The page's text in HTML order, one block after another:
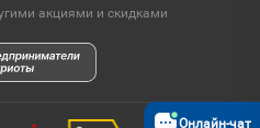
акциями и скидками
Онлайн-чат